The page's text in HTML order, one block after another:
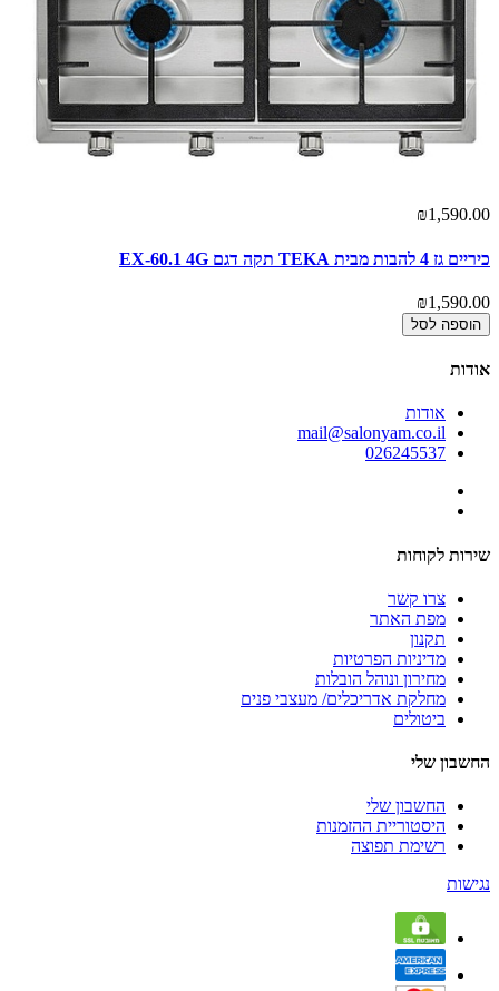
₪1,590.00
כיריים גז 4 להבות מבית TEKA תקה דגם EX-60.1 4G
₪1,590.00
הוספה לסל
אודות
אודות
mail@salonyam.co.il
026245537
שירות לקוחות
צרו קשר
מפת האתר
תקנון
מדיניות הפרטיות
מחירון ונוהל הובלות
מחלקת אדריכלים/ מעצבי פנים
ביטולים
החשבון שלי
החשבון שלי
היסטוריית ההזמנות
רשימת תפוצה
נגישות